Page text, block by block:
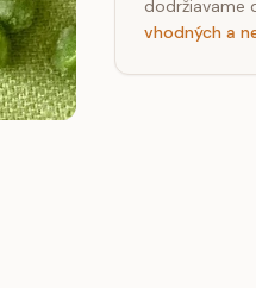
dodržiavame
vhodných a